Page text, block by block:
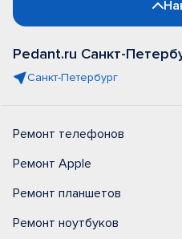
Pedant.ru Санкт-
Санкт-Петербург
Ремонт телефонов
Ремонт Apple
Ремонт планшетов
Ремонт ноутбуков